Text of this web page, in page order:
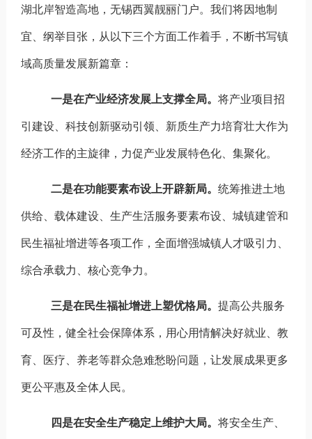
湖北岸智造高地，无锡西翼靓丽门户。我们将因地制
宜、纲举目张，从以下三个方面工作着手，不断书写镇
域高质量发展新篇章：
一是在产业经济发展上支撑全局。 将产业项目招
引建设、科技创新驱动引领、新质生产力培育壮大作为
经济工作的主旋律，力促产业发展特色化、集聚化。
二是在功能要素布设上开辟新局。 统筹推进土地
供给、载体建设、生产生活服务要素布设、城镇建管和
民生福祉增进等各项工作，全面增强城镇人才吸引力、
综合承载力、核心竞争力。
三是在民生福祉增进上塑优格局。 提高公共服务
可及性，健全社会保障体系，用心用情解决好就业、教
育、医疗、养老等群众急难愁盼问题，让发展成果更多
更公平惠及全体人民。
四是在安全生产稳定上维护大局。 将安全生产、